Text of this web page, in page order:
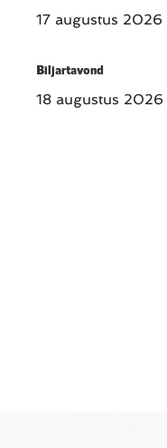
17 augustus 2026
Biljartavond
18 augustus 2026